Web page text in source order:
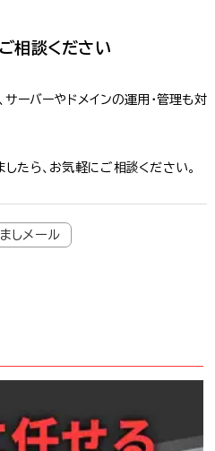
相談ください
ーバーやドメインの運用・管理も対
たら、お気軽にご相談ください。
しメール